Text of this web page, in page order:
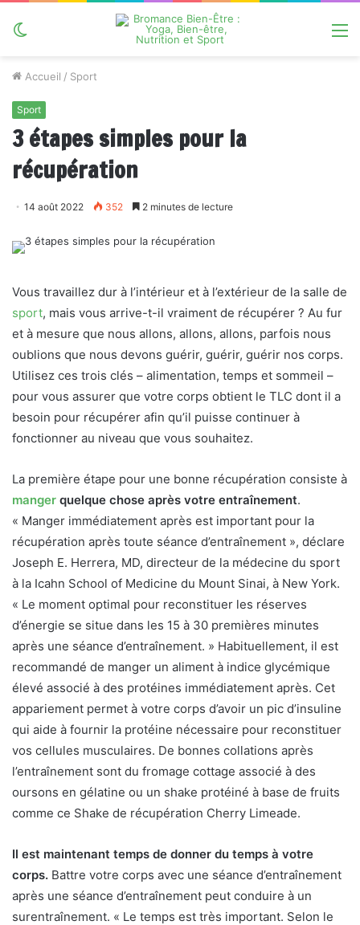
Accueil / Sport
Sport
3 étapes simples pour la
récupération
14 août 2022 352 2 minutes de lecture
Vous travaillez dur à l’intérieur et à l’extérieur de la salle de
sport, mais vous arrive-t-il vraiment de récupérer ? Au fur
et à mesure que nous allons, allons, allons, parfois nous
oublions que nous devons guérir, guérir, guérir nos corps.
Utilisez ces trois clés – alimentation, temps et sommeil –
pour vous assurer que votre corps obtient le TLC dont il a
besoin pour récupérer afin qu’il puisse continuer à
fonctionner au niveau que vous souhaitez.
La première étape pour une bonne récupération consiste à
manger quelque chose après votre entraînement.
« Manger immédiatement après est important pour la
récupération après toute séance d’entraînement », déclare
Joseph E. Herrera, MD, directeur de la médecine du sport
à la Icahn School of Medicine du Mount Sinai, à New York.
« Le moment optimal pour reconstituer les réserves
d’énergie se situe dans les 15 à 30 premières minutes
après une séance d’entraînement. » Habituellement, il est
recommandé de manger un aliment à indice glycémique
élevé associé à des protéines immédiatement après. Cet
appariement permet à votre corps d’avoir un pic d’insuline
qui aide à fournir la protéine nécessaire pour reconstituer
vos cellules musculaires. De bonnes collations après
l’entraînement sont du fromage cottage associé à des
oursons en gélatine ou un shake protéiné à base de fruits
comme ce Shake de récupération Cherry Limeade.
Il est maintenant temps de donner du temps à votre
corps. Battre votre corps avec une séance d’entraînement
après une séance d’entraînement peut conduire à un
surentraînement. « Le temps est très important. Selon le